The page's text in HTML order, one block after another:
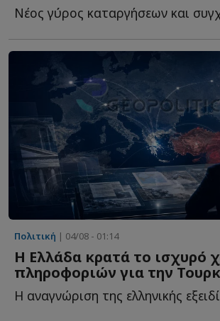
Πολιτική | 04/08 - 01:14
Η Ελλάδα κρατά το ισχυρό
πληροφοριών για την